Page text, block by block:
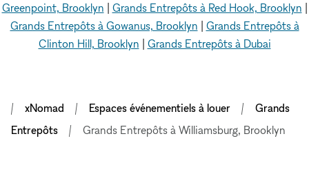
Greenpoint, Brooklyn
Grands Entrepôts à Red Hook, Brooklyn
Grands Entrepôts à Gowanus, Brooklyn
Grands Entrepôts à
Clinton Hill, Brooklyn
Grands Entrepôts à Dubai
xNomad Espaces événementiels à louer
Grands
Entrepôts
Grands Entrepôts à Williamsburg, Brooklyn